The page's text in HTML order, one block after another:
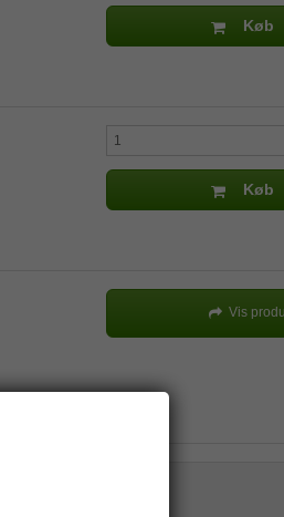
Køb
Køb
Vis